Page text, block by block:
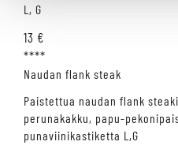
L, G
13 €
****
Naudan flank steak
Paistettua naudan flank
perunakakku, papu-
punaviinikastiketta L,G